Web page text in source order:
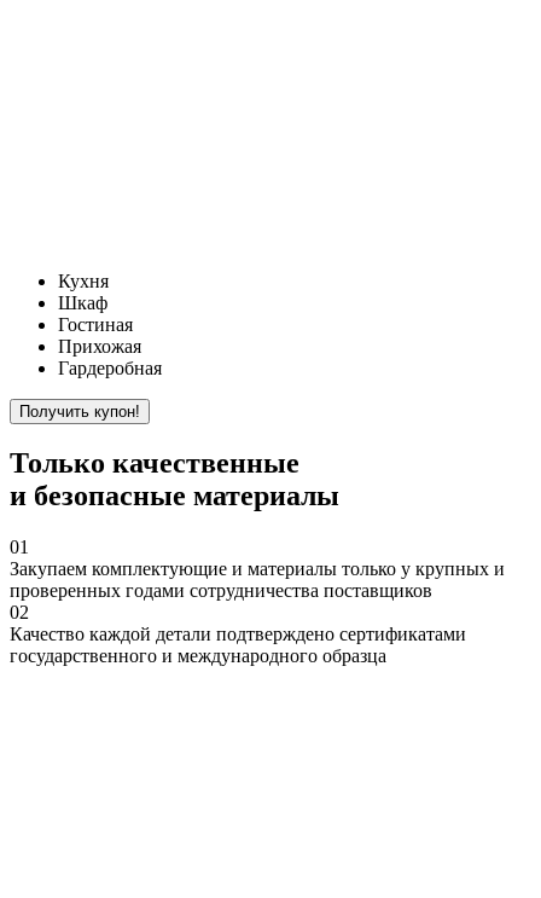
Кухня
Шкаф
Гостиная
Прихожая
Гардеробная
Только качественные
и безопасные материалы
01
Закупаем комплектующие и материалы только у крупных и
проверенных годами сотрудничества поставщиков
02
Качество каждой детали подтверждено сертификатами
государственного и международного образца